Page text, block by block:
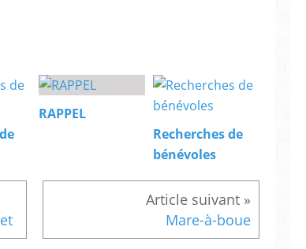
RAPPEL
Recherches de
bénévoles
Mare-à-boue